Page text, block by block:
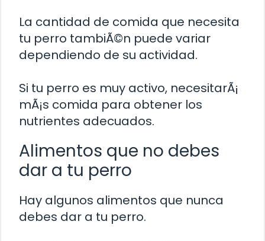
La cantidad de comida que necesita
tu perro tambiÃ©n puede variar
dependiendo de su actividad.
Si tu perro es muy activo, necesitarÃ¡
mÃ¡s comida para obtener los
nutrientes adecuados.
Alimentos que no debes
dar a tu perro
Hay algunos alimentos que nunca
debes dar a tu perro.